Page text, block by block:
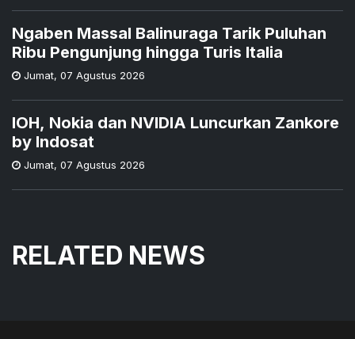
Ngaben Massal Balinuraga Tarik Puluhan
Ribu Pengunjung hingga Turis Italia
Jumat, 07 Agustus 2026
IOH, Nokia dan NVIDIA Luncurkan Zankore
by Indosat
Jumat, 07 Agustus 2026
RELATED NEWS